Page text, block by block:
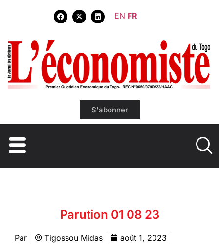
EN FR
S'abonner
Parution 01 08 23
Par Tigossou Midas
août 1, 2023